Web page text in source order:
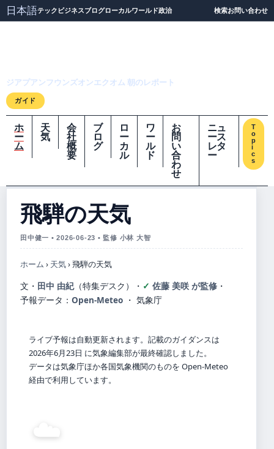
日本語テック ビジネスブログローカルワールド政治 検索お問い合わせ
ジアプアンフウンズオンエクオム 朝のレポート
ガイド
ホ
ー
ム
天
気
会
社
概
要
ブ
ロ
グ
ロ
ー
カ
ル
ワ
ー
ル
ド
お
問
い
合
わ
せ
ニュ
ース
レタ
ー
T
o
p
i
c
s
飛騨の天気
田中健一 • 2026-06-23 • 監修 小林 大智
ホーム › 天気›飛騨の天気
文・ 田中 由紀（特集デスク） ・ 佐藤 美咲 が監修 ・
予報データ： Open-Meteo ・ 気象庁
ライブ予報は自動更新されます。記載のガイダンスは
2026年6月23日 に気象編集部が最終確認しました。
データは気象庁ほか各国気象機関のものを Open-Meteo
経由で利用しています。
☁️